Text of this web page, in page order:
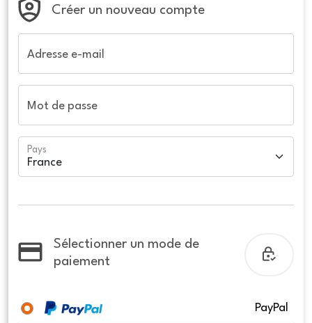
Créer un nouveau compte
Adresse e-mail
Mot de passe
Pays
Sélectionner un mode de
paiement
PayPal